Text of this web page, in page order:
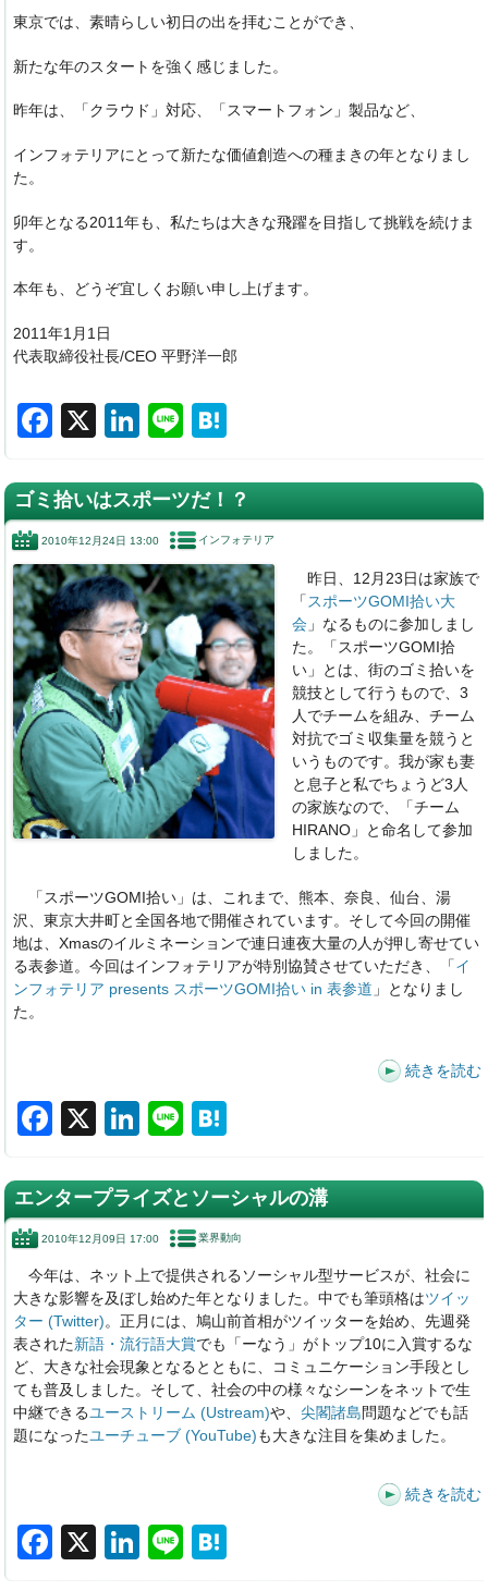
東京では、素晴らしい初日の出を拝むことができ、
新たな年のスタートを強く感じました。
昨年は、「クラウド」対応、「スマートフォン」製品など、
インフォテリアにとって新たな価値創造への種まきの年となりまし
た。
卯年となる2011年も、私たちは大きな飛躍を目指して挑戦を続けま
す。
本年も、どうぞ宜しくお願い申し上げます。
2011年1月1日
代表取締役社長/CEO 平野洋一郎
F
c
e
b
o
o
k
X
Li
k
e
dI
n
Li
e
e
n
a
ゴミ拾いはスポーツだ！？
2010年12月24日 13:00 インフォテリア
昨日、12月23日は家族で
「スポーツGOMI拾い大
会 」なるものに参加しまし
た。「スポーツGOMI拾
い」とは、街のゴミ拾いを
競技として行うもので、3
人でチームを組み、チーム
対抗でゴミ収集量を競うと
いうものです。我が家も妻
と息子と私でちょうど3人
の家族なので、「チーム
HIRANO」と命名して参加
しました。
「スポーツGOMI拾い」は、これまで、熊本、奈良、仙台、湯
沢、東京大井町と全国各地で開催されています。そして今回の開催
地は、Xmasのイルミネーションで連日連夜大量の人が押し寄せてい
る表参道。今回はインフォテリアが特別協賛させていただき、「イ
ンフォテリア presents スポーツGOMI拾い in 表参道 」となりまし
た。
続きを読む
F
c
e
o
o
k
X
Li
k
e
dI
n
Li
e
e
n
エンタープライズとソーシャルの溝
2010年12月09日 17:00 業界動向
今年は、ネット上で提供されるソーシャル型サービスが、社会に
大きな影響を及ぼし始めた年となりました。中でも筆頭格はツイッ
ター (Twitter)。正月には、鳩山前首相がツイッターを始め、先週発
表された新語・流行語大賞でも「ーなう」がトップ10に入賞するな
ど、大きな社会現象となるとともに、コミュニケーション手段とし
ても普及しました。そして、社会の中の様々なシーンをネットで生
中継できるユーストリーム (Ustream)や、尖閣諸島問題などでも話
題になったユーチューブ (YouTube)も大きな注目を集めました。
続きを読む
F
X
Li
Li